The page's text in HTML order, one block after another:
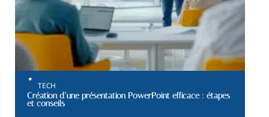
TECH
Création d’une présentation PowerPoint efficace : étapes
et conseils